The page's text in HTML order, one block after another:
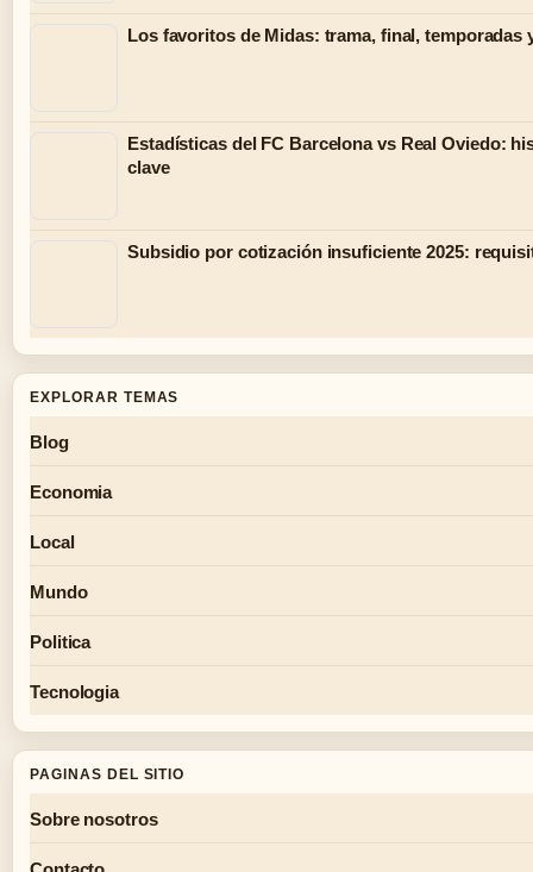
Los favoritos de Midas: trama, final, temporadas
Estadísticas del FC Barcelona vs Real Oviedo:
clave
Subsidio por cotización insuficiente 2025:
EXPLORAR TEMAS
Blog
Economia
Local
Mundo
Politica
Tecnologia
PAGINAS DEL SITIO
Sobre nosotros